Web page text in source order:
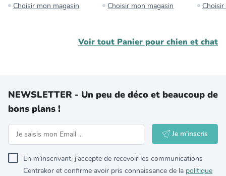
Choisir mon magasin Choisir mon magasin
Voir tout Panier pour chien et chat
NEWSLETTER - Un peu de déco et beaucoup de
bons plans !
Je m'inscris
En m’inscrivant, j’accepte de recevoir les communications
Centrakor et confirme avoir pris connaissance de la politique